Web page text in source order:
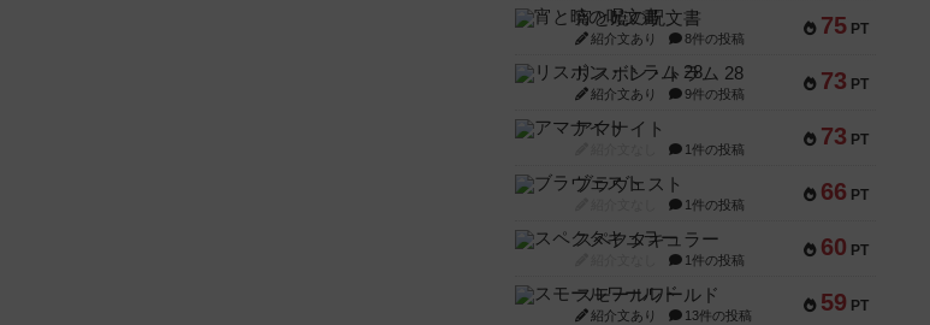
75 PT
宵と暁の呪文書
紹介文あり 8件の投稿
73 PT
リスボン・トラム 28
紹介文あり 9件の投稿
73 PT
アマナイト
1件の投稿
66 PT
ブラヴェスト
1件の投稿
60 PT
スペクタキュラー
1件の投稿
59 PT
スモールワールド
紹介文あり 13件の投稿